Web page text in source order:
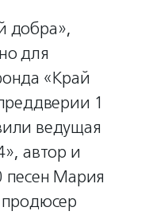
добра»,
для
«Край
1
ведущая
автор и
песен Мария
продюсер